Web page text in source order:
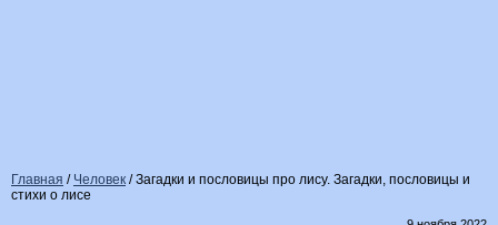
Главная / Человек /Загадки и пословицы про лису. Загадки, пословицы и
стихи о лисе